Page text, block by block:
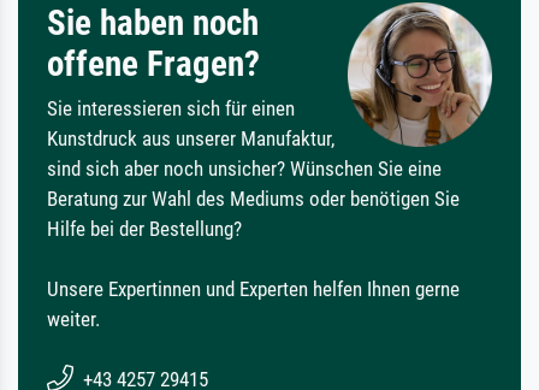
Sie haben noch
offene Fragen?
Sie interessieren sich für einen
Kunstdruck aus unserer Manufaktur,
sind sich aber noch unsicher? Wünschen Sie eine
Beratung zur Wahl des Mediums oder benötigen Sie
Hilfe bei der Bestellung?
Unsere Expertinnen und Experten helfen Ihnen gerne
weiter.
+43 4257 29415